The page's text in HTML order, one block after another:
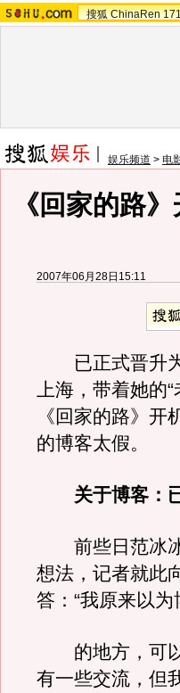
搜狐 ChinaRen
娱乐频道 > 电
《回家的路
2007年06月28日15:11
已正式晋升为
上海，带着她的“
《回家的路》
的博客太假。
关于博客：已
前些日范冰冰
想法，记者就此
答：“我原来以
的地方，可以
有一些交流，但